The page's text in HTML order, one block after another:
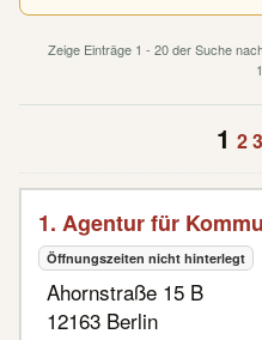
Zeige Einträge 1 - 20 der Suche
1 23
1. Agentur für
Öffnungszeiten nicht hinterlegt
Ahornstraße 15 B
12163 Berlin